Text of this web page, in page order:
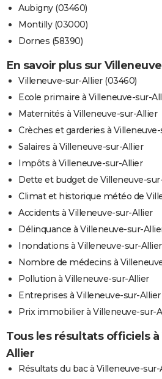
Aubigny (03460)
Montilly (03000)
Dornes (58390)
En savoir plus sur
Villeneuve-sur-Allier (03460)
Ecole primaire à Villeneuve-sur-
Maternités à Villeneuve-sur-Allier
Crèches et garderies à
Salaires à Villeneuve-sur-Allier
Impôts à Villeneuve-sur-Allier
Dette et budget de Villeneuve-
Climat et historique météo de
Accidents à Villeneuve-sur-Allier
Délinquance à Villeneuve-sur-
Inondations à Villeneuve-sur-Allier
Nombre de médecins à
Pollution à Villeneuve-sur-Allier
Entreprises à Villeneuve-sur-Allier
Prix immobilier à Villeneuve-sur-
Tous les résultats officiels
Allier
Résultats du bac à Villeneuve-sur-